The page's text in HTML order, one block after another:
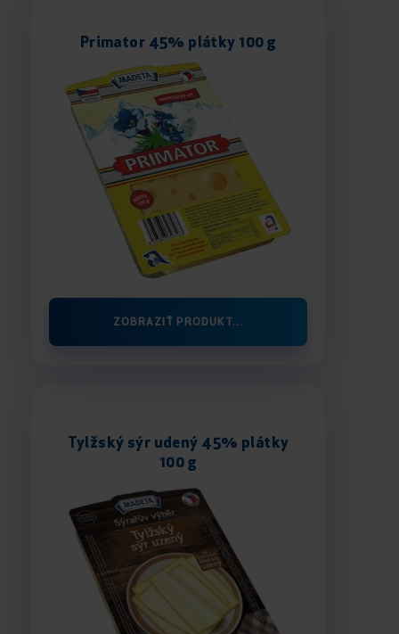
Primator 45% plátky 100 g
ZOBRAZIŤ PRODUKT...
Tylžský sýr udený 45% plátky
100 g